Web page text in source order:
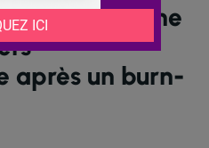
d’une
après un burn-